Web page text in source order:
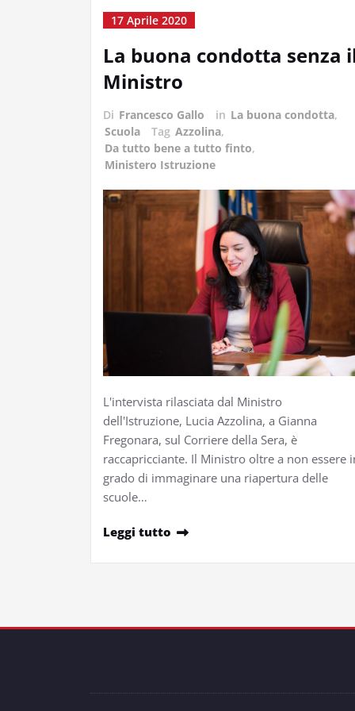
17 Aprile 2020
La buona condotta senza
Ministro
Di Francesco Gallo in La buona condotta,
Scuola
Tag Azzolina,
Da tutto bene a tutto finto,
Ministero Istruzione
L'intervista rilasciata dal Ministro
dell'Istruzione, Lucia Azzolina, a Gianna
Fregonara, sul Corriere della Sera, è
raccapricciante. Il Ministro oltre a non essere
grado di immaginare una riapertura delle
scuole…
Leggi tutto